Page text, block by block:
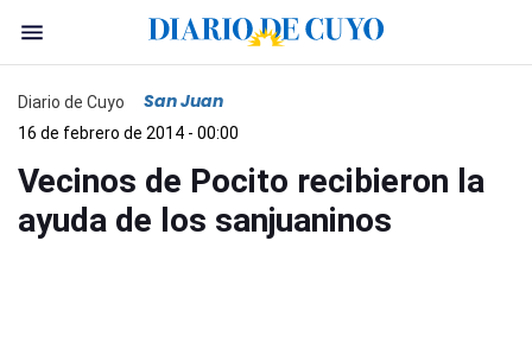
Diario de Cuyo San Juan
16 de febrero de 2014 - 00:00
Vecinos de Pocito recibieron la
ayuda de los sanjuaninos